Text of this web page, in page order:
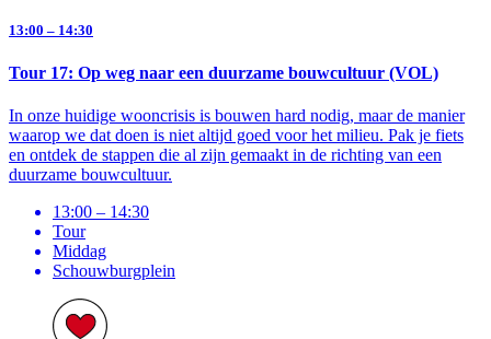
13:00 – 14:30
Tour 17: Op weg naar een duurzame bouwcultuur (VOL)
In onze huidige wooncrisis is bouwen hard nodig, maar de manier
waarop we dat doen is niet altijd goed voor het milieu. Pak je fiets
en ontdek de stappen die al zijn gemaakt in de richting van een
duurzame bouwcultuur.
13:00 – 14:30
Tour
Middag
Schouwburg­plein